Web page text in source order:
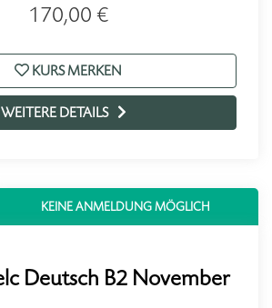
170,00 €
KURS MERKEN
WEITERE DETAILS
KEINE ANMELDUNG MÖGLICH
Deutsch B2 November